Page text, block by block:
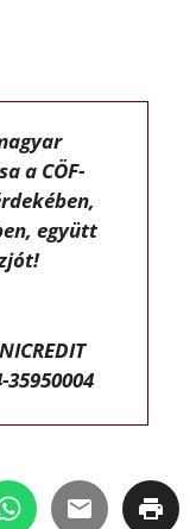
a CÖF-
együtt
35950004